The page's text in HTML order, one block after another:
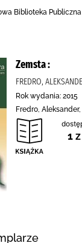
Biblioteka
Zemsta :
FREDRO,
Rok wydania: 2015
Fredro,
1